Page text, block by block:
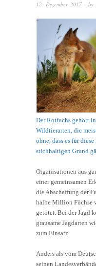
12. Dezember 2017 · by
Der Rotfuchs gehört
Wildtierarten, die
ohne, dass es für
stichhaltigen Grund
Organisationen aus
einer gemeinsamen
die Abschaffung der
halbe Million Füchse
getötet. Bei der Jagd
grausame Jagdarten
zum Einsatz.
Anders als vom
seinen